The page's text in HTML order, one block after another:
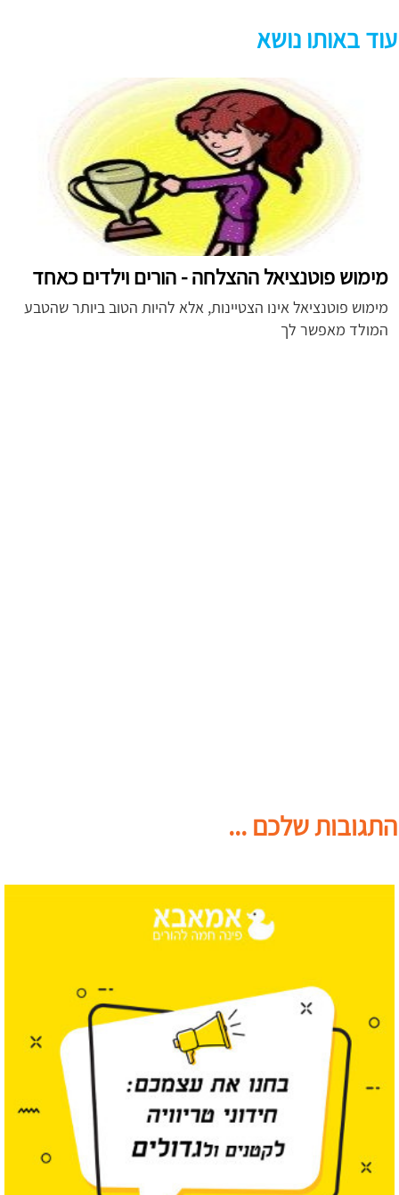
עוד באותו נושא
מימוש פוטנציאל ההצלחה - הורים וילדים כאחד
מימוש פוטנציאל אינו הצטיינות, אלא להיות הטוב ביותר שהטבע
המולד מאפשר לך
התגובות שלכם ...